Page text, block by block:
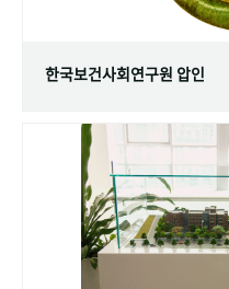
한국보건사회연구원 압인